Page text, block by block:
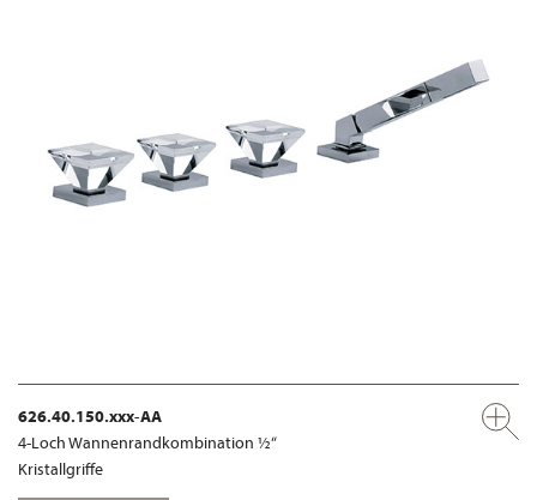
626.40.150.xxx-AA
4-Loch Wannenrandkombination ½“
Kristallgriffe